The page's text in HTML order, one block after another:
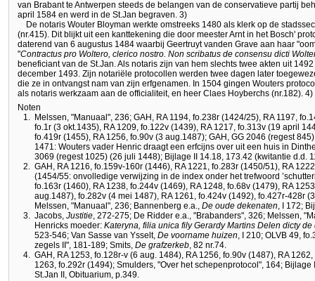
van Brabant te Antwerpen steeds de belangen van de conservatieve partij
april 1584 en werd in de St.Jan begraven. 3)
De notaris Wouter Bloyman werkte omstreeks 1480 als klerk op de
(nr.415). Dit blijkt uit een kanttekening die door meester Arnt in het Bosch'
daterend van 6 augustus 1484 waarbij Geertruyt vanden Grave aan haar
"Contractus pro Woltero, clerico nostro. Non scribatus de consensu dicti
beneficiant van de St.Jan. Als notaris zijn van hem slechts twee akten uit
december 1493. Zijn notariële protocollen werden twee dagen later
die ze in ontvangst nam van zijn erfgenamen. In 1504 gingen Wouters
als notaris werkzaam aan de officialiteit, en heer Claes Hoyberchs (nr.182). 4)
Noten
1. Melssen, "Manuaal", 236; GAH, RA 1194, fo.238r (1424/25), RA 1197,
fo.1r (3 okt.1435), RA 1209, fo.122v (1439), RA 1217, fo.313v (19 april
fo.419r (1455), RA 1256, fo.90v (3 aug.1487); GAH, GG 2046 (regest
1471: Wouters vader Henric draagt een erfcijns over uit een huis in
3069 (regest 1025) (26 juli 1448); Bijlage II 14.18, 173.42 (kwitantie d.d.
2. GAH, RA 1216, fo.159v-160r (1446), RA 1221, fo.283r (1450/51), RA
(1454/55: onvolledige verwijzing in de index onder het trefwoord
fo.163r (1460), RA 1238, fo.244v (1469), RA 1248, fo.68v (1479), RA
aug.1487), fo.282v (4 mei 1487), RA 1261, fo.424v (1492), fo.427r-428r
Melssen, "Manuaal", 236; Bannenberg e.a., De oude dekenaten, I 172;
3. Jacobs, Justitie, 272-275; De Ridder e.a., "Brabanders", 326; Melssen,
Henricks moeder: Kateryna, filia unica fily Gerardy Martins Delen dicty de
523-546; Van Sasse van Ysselt, De voorname huizen, I 210; OLVB 49,
zegels II", 181-189; Smits, De grafzerkeb, 82 nr.74.
4. GAH, RA 1253, fo.128r-v (6 aug. 1484), RA 1256, fo.90v (1487), RA
1263, fo.292r (1494); Smulders, "Over het schepenprotocol", 164; Bijlage
St.Jan II, Obituarium, p.349.